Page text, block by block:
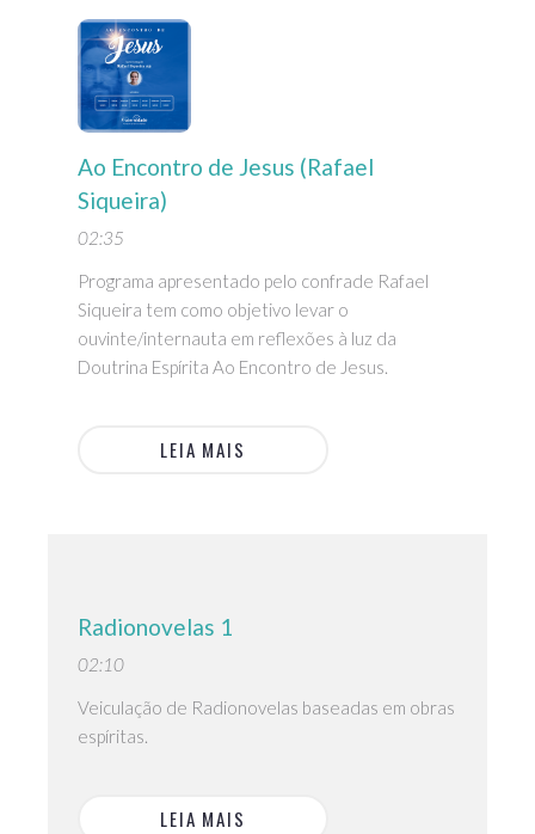
Ao Encontro de Jesus (Rafael
Siqueira)
02:35
Programa apresentado pelo confrade Rafael
Siqueira tem como objetivo levar o
ouvinte/internauta em reflexões à luz da
Doutrina Espírita Ao Encontro de Jesus.
LEIA MAIS
Radionovelas 1
02:10
Veiculação de Radionovelas baseadas em obras
espíritas.
LEIA MAIS